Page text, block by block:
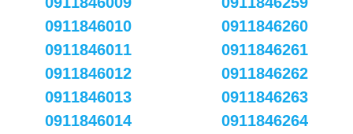
0911846010
0911846011
0911846012
0911846013
0911846014
0911846260
0911846261
0911846262
0911846263
0911846264